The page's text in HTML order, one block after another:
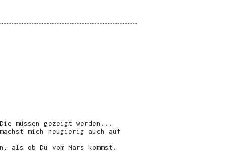
müssen gezeigt werden...
mich neugierig auch auf
ob Du vom Mars kommst.